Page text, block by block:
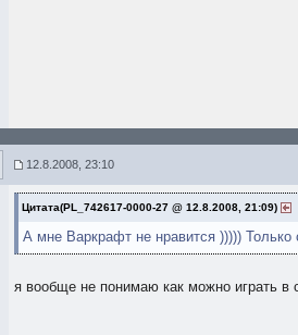
12.8.2008, 23:10
Цитата(PL_742617-0000-27 @ 12.8.2008, 21:09)
А мне Варкрафт не нравится ))))) Только
я вообще не понимаю как можно играть в